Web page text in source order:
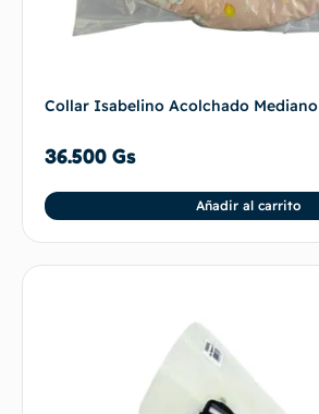
Collar Isabelino Acolchado Mediano
36.500 Gs
Añadir al carrito